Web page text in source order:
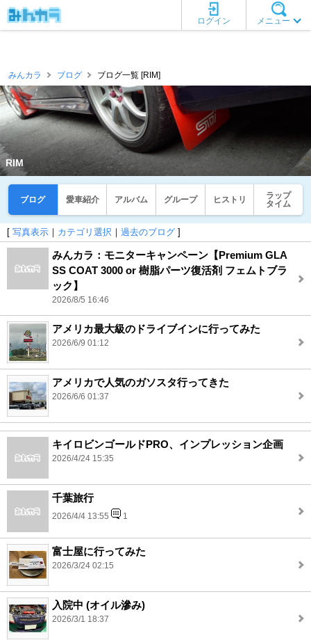
メニュー
ログイン
みんカラ ブログ ブログ一覧 [RIM]
RIM
ブログ 愛車紹介 アルバム グループ ヒストリ
ラップ
タイム
[ 写真表示 ｜ カテゴリ選択 ｜ 過去のブログ ]
みんカラ：モニターキャンペーン【Premium GLA
SS COAT 3000 or 樹脂パーツ復活剤 フェムトブラ
ック】
2026/8/5 16:46
アメリカ最大級のドライブインに行ってみた
2026/6/9 01:12
アメリカで人気のガソスタ行ってきた
2026/6/6 01:37
キイロビンゴールドPRO、インプレッション企画
2026/4/24 15:35
千葉旅行
2026/4/4 13:55 1
富士屋に行ってみた
2026/3/24 02:15
入院中 (オイル滲み)
2026/3/1 18:37